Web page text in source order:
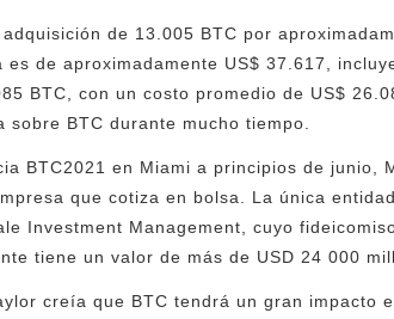
de 13.005 BTC por
es de aproximadamente US$ 37.617,
BTC, con un costo promedio de US$
BTC durante mucho tiempo.
BTC2021 en Miami a principios de junio,
que cotiza en bolsa. La única
Investment Management, cuyo
tiene un valor de más de USD 24 000
creía que BTC tendrá un gran impacto